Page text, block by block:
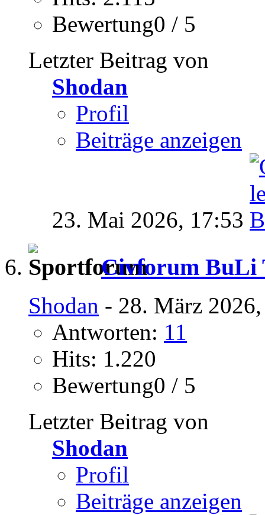
Bewertung0 / 5
Letzter Beitrag von
Shodan
Profil
Beiträge anzeigen
23. Mai 2026, 17:53
Civforum BuLi
Shodan - 28. März
Antworten: 11
Hits: 1.220
Bewertung0 / 5
Letzter Beitrag von
Shodan
Profil
Beiträge anzeigen